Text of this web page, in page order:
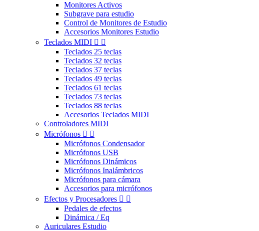
Monitores Activos
Subgrave para estudio
Control de Monitores de Estudio
Accesorios Monitores Estudio
Teclados MIDI  
Teclados 25 teclas
Teclados 32 teclas
Teclados 37 teclas
Teclados 49 teclas
Teclados 61 teclas
Teclados 73 teclas
Teclados 88 teclas
Accesorios Teclados MIDI
Controladores MIDI
Micrófonos  
Micrófonos Condensador
Micrófonos USB
Micrófonos Dinámicos
Micrófonos Inalámbricos
Micrófonos para cámara
Accesorios para micrófonos
Efectos y Procesadores  
Pedales de efectos
Dinámica / Eq
Auriculares Estudio